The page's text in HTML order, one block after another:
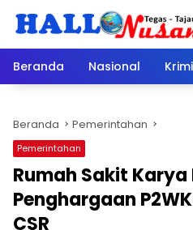
Beranda
Nasional
Beranda Pemerintahan
Pemerintahan
Rumah Sakit
Penghargaan
CSR